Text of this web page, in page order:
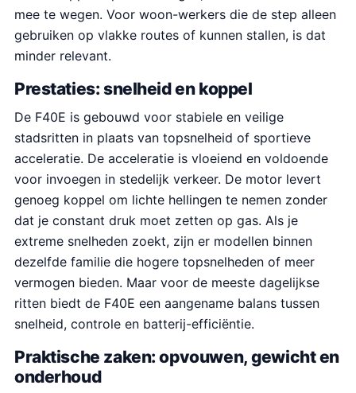
mee te wegen. Voor woon-werkers die de step alleen
gebruiken op vlakke routes of kunnen stallen, is dat
minder relevant.
Prestaties: snelheid en koppel
De F40E is gebouwd voor stabiele en veilige
stadsritten in plaats van topsnelheid of sportieve
acceleratie. De acceleratie is vloeiend en voldoende
voor invoegen in stedelijk verkeer. De motor levert
genoeg koppel om lichte hellingen te nemen zonder
dat je constant druk moet zetten op gas. Als je
extreme snelheden zoekt, zijn er modellen binnen
dezelfde familie die hogere topsnelheden of meer
vermogen bieden. Maar voor de meeste dagelijkse
ritten biedt de F40E een aangename balans tussen
snelheid, controle en batterij-efficiëntie.
Praktische zaken: opvouwen, gewicht en
onderhoud